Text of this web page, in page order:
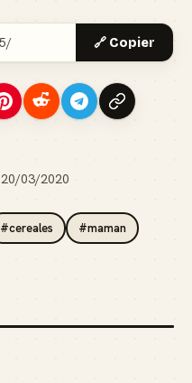
🔗 Copier
20/03/2020
#cereales #maman